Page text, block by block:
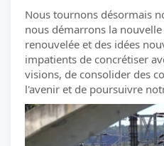
Nous tournons désormais
nous démarrons la
renouvelée et des idées
impatients de concrétiser
visions, de consolider des
l'avenir et de poursuivre